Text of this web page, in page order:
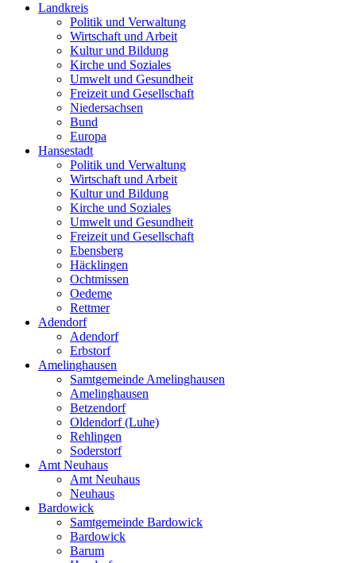
Landkreis
Politik und Verwaltung
Wirtschaft und Arbeit
Kultur und Bildung
Kirche und Soziales
Umwelt und Gesundheit
Freizeit und Gesellschaft
Niedersachsen
Bund
Europa
Hansestadt
Politik und Verwaltung
Wirtschaft und Arbeit
Kultur und Bildung
Kirche und Soziales
Umwelt und Gesundheit
Freizeit und Gesellschaft
Ebensberg
Häcklingen
Ochtmissen
Oedeme
Rettmer
Adendorf
Adendorf
Erbstorf
Amelinghausen
Samtgemeinde Amelinghausen
Amelinghausen
Betzendorf
Oldendorf (Luhe)
Rehlingen
Soderstorf
Amt Neuhaus
Amt Neuhaus
Neuhaus
Bardowick
Samtgemeinde Bardowick
Bardowick
Barum